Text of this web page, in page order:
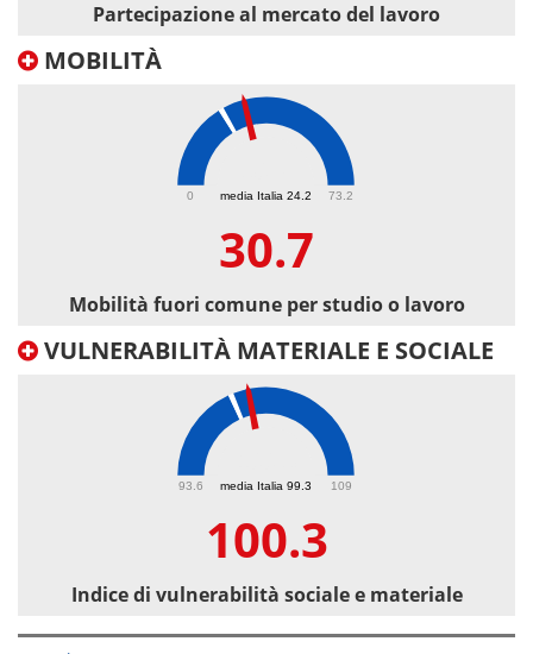
Partecipazione al mercato del lavoro
MOBILITÀ
media Italia 24.2
0 73.2
30.7
Mobilità fuori comune per studio o lavoro
VULNERABILITÀ MATERIALE E SOCIALE
media Italia 99.3
93.6 109
100.3
Indice di vulnerabilità sociale e materiale